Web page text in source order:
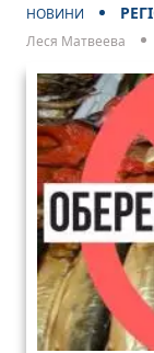
НОВИНИ
Леся Матвеева